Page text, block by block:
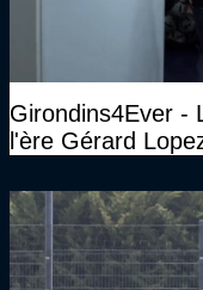
Girondins4Ever -
l'ère Gérard